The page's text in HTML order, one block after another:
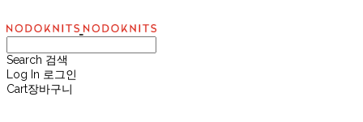
Search 검색
Log In 로그인
Cart장바구니